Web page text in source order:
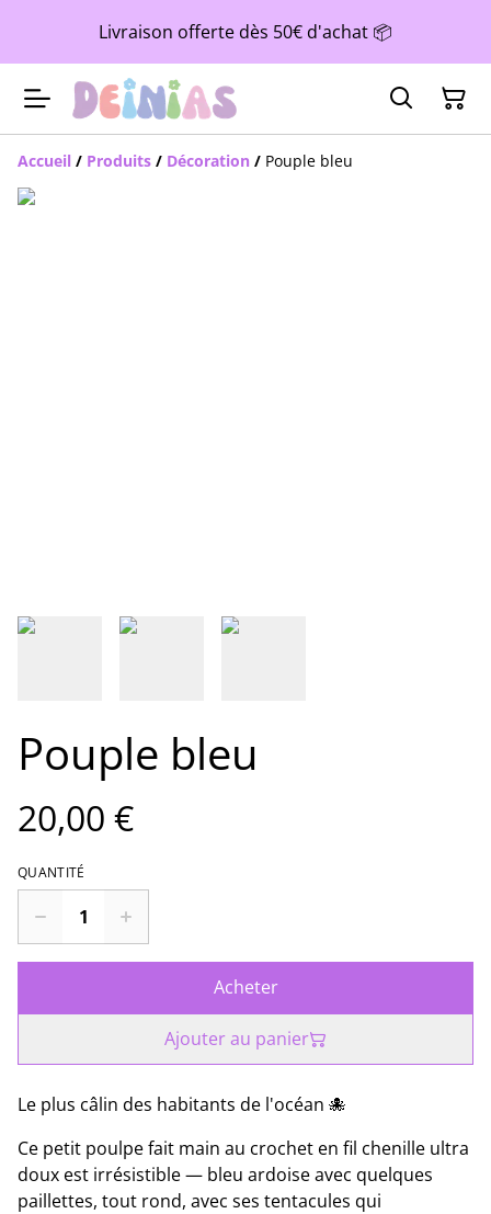
Livraison offerte dès 50€ d'achat 📦
Accueil / Produits / Décoration / Pouple bleu
Pouple bleu
20,00 €
QUANTITÉ
Acheter
Ajouter au panier
Le plus câlin des habitants de l'océan 🐙
Ce petit poulpe fait main au crochet en fil chenille ultra
doux est irrésistible — bleu ardoise avec quelques
paillettes, tout rond, avec ses tentacules qui